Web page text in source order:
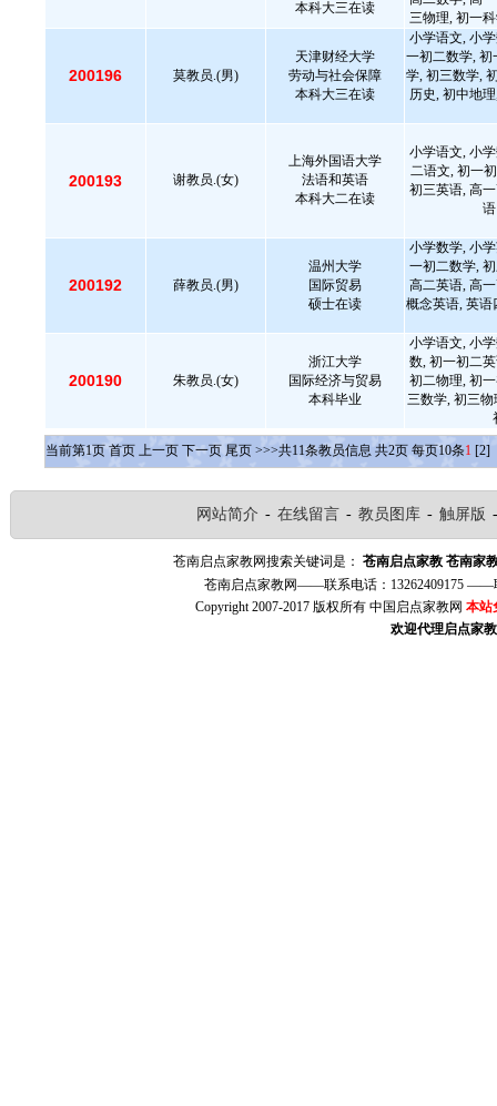
本科大三在读
三物理, 初一
200196 莫教员.(男)
天津财经大学
劳动与社会保障
本科大三在读
小学语文, 小
一初二数学, 初
学, 初三数学,
历史, 初中地
200193 谢教员.(女)
上海外国语大学
法语和英语
本科大二在读
小学语文, 小
二语文, 初一
初三英语, 高
200192 薛教员.(男)
温州大学
国际贸易
硕士在读
小学数学, 小
一初二数学,
高二英语, 高
概念英语, 英语
200190 朱教员.(女)
浙江大学
国际经济与贸易
本科毕业
小学语文, 小
数, 初一初二
初二物理, 初
三数学, 初三
当前第1页 首页 上一页 下一页 尾页 >>>共11条教员信息 共2页 每页10条1 [2]
网站简介 - 在线留言 - 教员图库 - 触屏版
苍南启点家教网搜索关键词是： 苍南启点家教 苍南家
苍南启点家教网——联系电话：13262409175
Copyright 2007-2017 版权所有 中国启点家教网 本站
欢迎代理启点家